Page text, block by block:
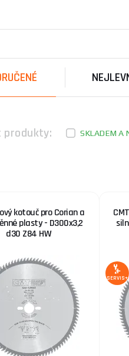
SKLADEM A
kotouč pro Corian a
plasty - D300x3,2
d30 Z84 HW
SERVIS+